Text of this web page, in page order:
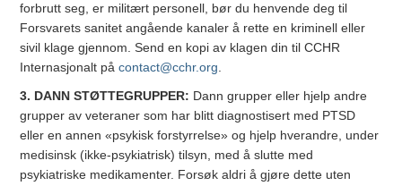
forbrutt seg, er militært personell, bør du henvende deg til
Forsvarets sanitet angående kanaler å rette en kriminell eller
sivil klage gjennom. Send en kopi av klagen din til CCHR
Internasjonalt påcontact@cchr.org.
3. DANN STØTTEGRUPPER: Dann grupper eller hjelp andre
grupper av veteraner som har blitt diagnostisert med PTSD
eller en annen «psykisk forstyrrelse» og hjelp hverandre, under
medisinsk (ikke-psykiatrisk) tilsyn, med å slutte med
psykiatriske medikamenter. Forsøk aldri å gjøre dette uten